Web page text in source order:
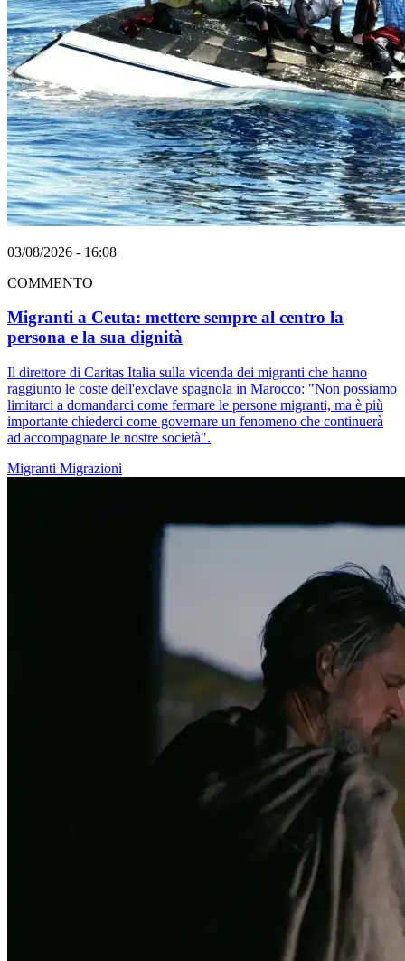
03/08/2026 - 16:08
COMMENTO
Migranti a Ceuta: mettere sempre al centro la
persona e la sua dignità
Il direttore di Caritas Italia sulla vicenda dei migranti che hanno
raggiunto le coste dell'exclave spagnola in Marocco: "Non possiamo
limitarci a domandarci come fermare le persone migranti, ma è più
importante chiederci come governare un fenomeno che continuerà
ad accompagnare le nostre società".
Migranti Migrazioni